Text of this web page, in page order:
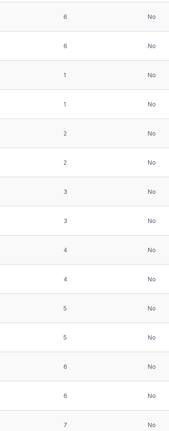
6 No
6 No
1 No
1 No
2 No
2 No
3 No
3 No
4 No
4 No
5 No
5 No
6 No
6 No
7 No